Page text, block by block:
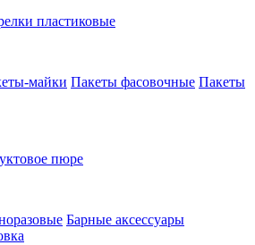
пластиковые
майки Пакеты фасовочные Пакеты
пюре
Барные аксессуары